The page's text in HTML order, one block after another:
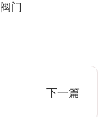
阀门
下一篇